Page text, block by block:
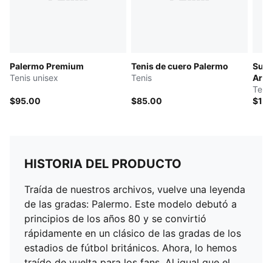
Plantilla sintética
Entresuela de goma
Suela de goma
Palermo Premium
Tenis unisex
$95.00
Tenis de cuero Palermo
Tenis
$85.00
HISTORIA DEL PRODUCTO
Traída de nuestros archivos, vuelve una leyenda
de las gradas: Palermo. Este modelo debutó a
principios de los años 80 y se convirtió
rápidamente en un clásico de las gradas de los
estadios de fútbol británicos. Ahora, lo hemos